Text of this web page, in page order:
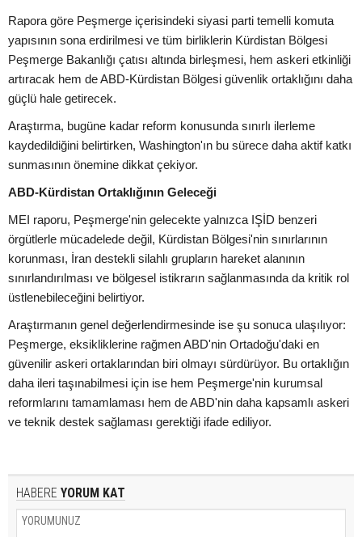
Rapora göre Peşmerge içerisindeki siyasi parti temelli komuta
yapısının sona erdirilmesi ve tüm birliklerin Kürdistan Bölgesi
Peşmerge Bakanlığı çatısı altında birleşmesi, hem askeri etkinliği
artıracak hem de ABD-Kürdistan Bölgesi güvenlik ortaklığını daha
güçlü hale getirecek.
Araştırma, bugüne kadar reform konusunda sınırlı ilerleme
kaydedildiğini belirtirken, Washington'ın bu sürece daha aktif katkı
sunmasının önemine dikkat çekiyor.
ABD-Kürdistan Ortaklığının Geleceği
MEI raporu, Peşmerge'nin gelecekte yalnızca IŞİD benzeri
örgütlerle mücadelede değil, Kürdistan Bölgesi'nin sınırlarının
korunması, İran destekli silahlı grupların hareket alanının
sınırlandırılması ve bölgesel istikrarın sağlanmasında da kritik rol
üstlenebileceğini belirtiyor.
Araştırmanın genel değerlendirmesinde ise şu sonuca ulaşılıyor:
Peşmerge, eksikliklerine rağmen ABD'nin Ortadoğu'daki en
güvenilir askeri ortaklarından biri olmayı sürdürüyor. Bu ortaklığın
daha ileri taşınabilmesi için ise hem Peşmerge'nin kurumsal
reformlarını tamamlaması hem de ABD'nin daha kapsamlı askeri
ve teknik destek sağlaması gerektiği ifade ediliyor.
HABERE YORUM KAT